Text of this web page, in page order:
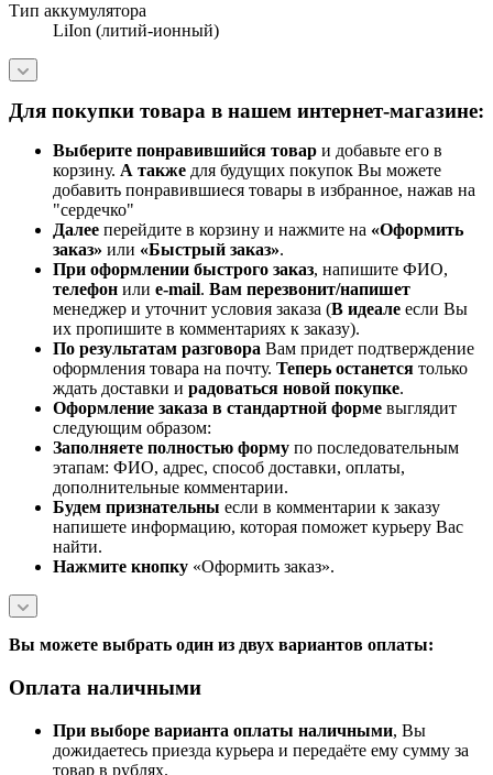
Тип аккумулятора
LiIon (литий-ионный)
Для покупки товара в нашем интернет-магазине:
Выберите понравившийся товар и добавьте его в
корзину. А также для будущих покупок Вы можете
добавить понравившиеся товары в избранное, нажав на
"сердечко"
Далее перейдите в корзину и нажмите на «Оформить
заказ» или «Быстрый заказ».
При оформлении быстрого заказ, напишите ФИО,
телефон или e-mail. Вам перезвонит/напишет
менеджер и уточнит условия заказа (В идеале если Вы
их пропишите в комментариях к заказу).
По результатам разговора Вам придет подтверждение
оформления товара на почту. Теперь останется только
ждать доставки и радоваться новой покупке.
Оформление заказа в стандартной форме выглядит
следующим образом:
Заполняете полностью форму по последовательным
этапам: ФИО, адрес, способ доставки, оплаты,
дополнительные комментарии.
Будем признательны если в комментарии к заказу
напишете информацию, которая поможет курьеру Вас
найти.
Нажмите кнопку «Оформить заказ».
Вы можете выбрать один из двух вариантов оплаты:
Оплата наличными
При выборе варианта оплаты наличными, Вы
дожидаетесь приезда курьера и передаёте ему сумму за
товар в рублях.